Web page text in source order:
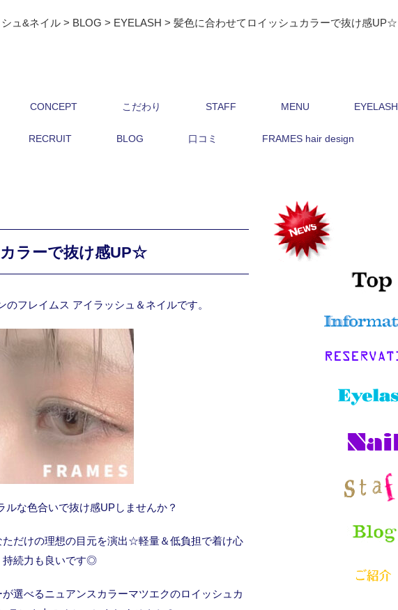
ュ&ネイル > BLOG > EYELASH > 髪色に合わせてロイッシュカラーで抜け感UP☆
CONCEPT こだわり STAFF MENU EYELASH
RECRUIT BLOG 口コミ FRAMES hair design
ラーで抜け感UP☆
フレイムス アイラッシュ＆ネイルです。
ルな色合いで抜け感UPしませんか？
だけの理想の目元を演出☆軽量＆低負担で着け心
持続力も良いです◎
選べるニュアンスカラーマツエクのロイッシュカ